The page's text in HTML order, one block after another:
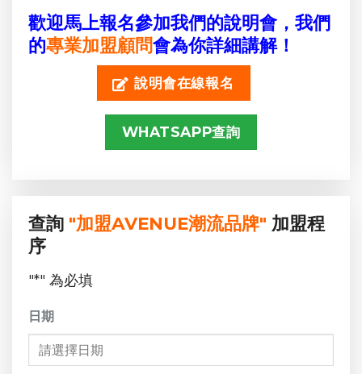
歡迎馬上報名參加我們的說明會，我們
的專業加盟顧問會為你詳細講解！
說明會在線報名
WHATSAPP查詢
查詢 "加盟AVENUE潮流品牌" 加盟程
序
"*" 為必填
日期